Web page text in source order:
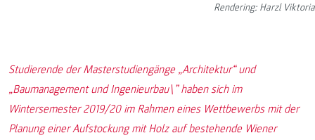
Rendering: Harzl Viktoria
Studierende der Masterstudiengänge „Architektur“ und
„Baumanagement und Ingenieurbau\” haben sich im
Wintersemester 2019/20 im Rahmen eines Wettbewerbs mit der
Planung einer Aufstockung mit Holz auf bestehende Wiener